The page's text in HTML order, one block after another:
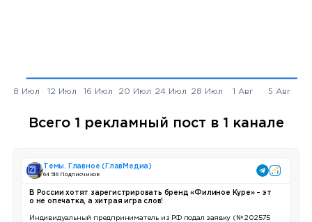
Всего 1 рекламный пост в 1 канале
Темы. Главное (ГлавМедиа)
64 516 Подписчиков
В России хотят зарегистрировать бренд «Филиное Куре» – эт
о не опечатка, а хитрая игра слов!
Индивидуальный предприниматель из РФ подал заявку (№ 202575